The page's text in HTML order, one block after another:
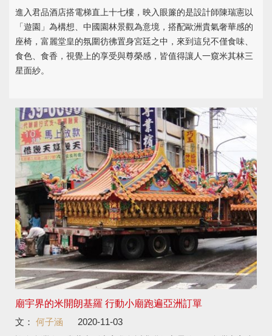
進入君品酒店搭電梯直上十七樓，映入眼簾的是設計師陳瑞憲以
「遊園」為構想、中國園林景觀為意境，搭配歐洲貴氣奢華感的
座椅，富麗堂皇的氛圍彷彿置身宮廷之中，來到這兒不僅食味、
食色、食香，視覺上的享受與尊榮感，皆值得讓人一窺米其林三
星面紗。
廟宇界的米開朗基羅 行動小廟跑遍亞洲訂單
文： 何子涵 2020-11-03